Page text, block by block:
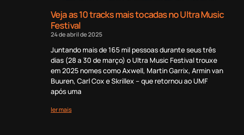
Veja as 10 tracks mais tocadas no Ultra Music
Festival
24 de abril de 2025
Juntando mais de 165 mil pessoas durante seus três
dias (28 a 30 de março) o Ultra Music Festival trouxe
em 2025 nomes como Axwell, Martin Garrix, Armin van
Buuren, Carl Cox e Skrillex – que retornou ao UMF
após uma
ler mais